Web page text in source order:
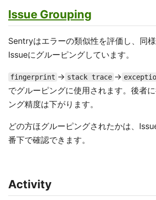
Issue Grouping
Sentryはエラーの類似性を評価し、同
Issueにグルーピングしています。
fingerprint → stack trace →
でグルーピングに使用されます。後者
ング精度は下がります。
どの方ほグルーピングされたかは、
番下で確認できます。
Activity